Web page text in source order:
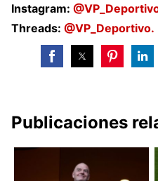
Instagram:
Threads: @VP_Deportivo.
Publicaciones